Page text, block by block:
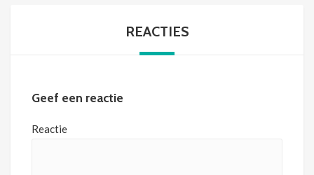
REACTIES
Geef een reactie
Reactie